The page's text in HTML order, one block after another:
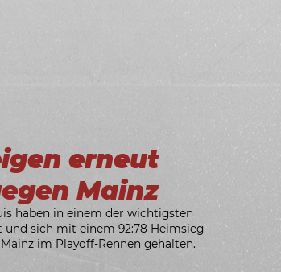
erneut
Mainz
haben in einem der wichtigsten
sich mit einem 92:78 Heimsieg
im Playoff-Rennen gehalten.